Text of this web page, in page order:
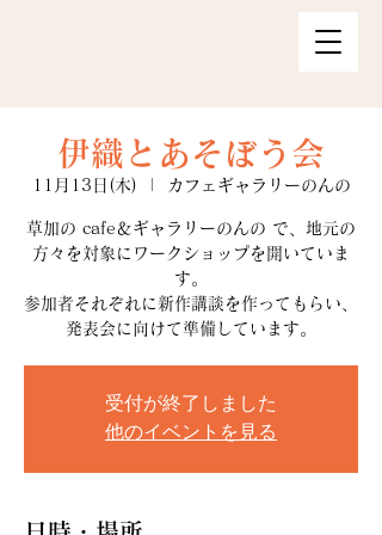
伊織とあそぼう会
11月13日(木) カフェギャラリーのんの
草加の cafe＆ギャラリーのんの で、地元の
方々を対象にワークショップを開いていま
す。
参加者それぞれに新作講談を作ってもらい、
発表会に向けて準備しています。
受付が終了しました
他のイベントを見る